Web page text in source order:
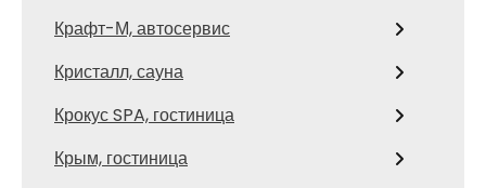
Крафт-М, автосервис
Кристалл, сауна
Крокус SPA, гостиница
Крым, гостиница